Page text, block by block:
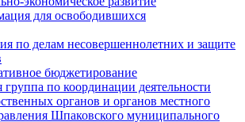
для освободившихся
по делам несовершеннолетних и защите
бюджетирование
группа по координации деятельности
органов и органов местного
Шпаковского муниципального